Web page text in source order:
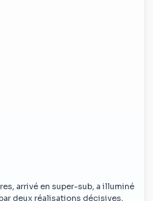
arrivé en super-sub, a illuminé
deux réalisations décisives,